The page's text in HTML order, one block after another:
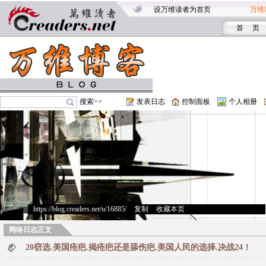
设万维读者为首页 万维
首 页
搜索>> 发表日志 控制面板 个人相册
https://blog.creaders.net/u/16885/> 复制 收藏本页
网络日志正文
20窃选.美国疮疤.揭疮疤还是舔伤疤.美国人民的选择.决战24！